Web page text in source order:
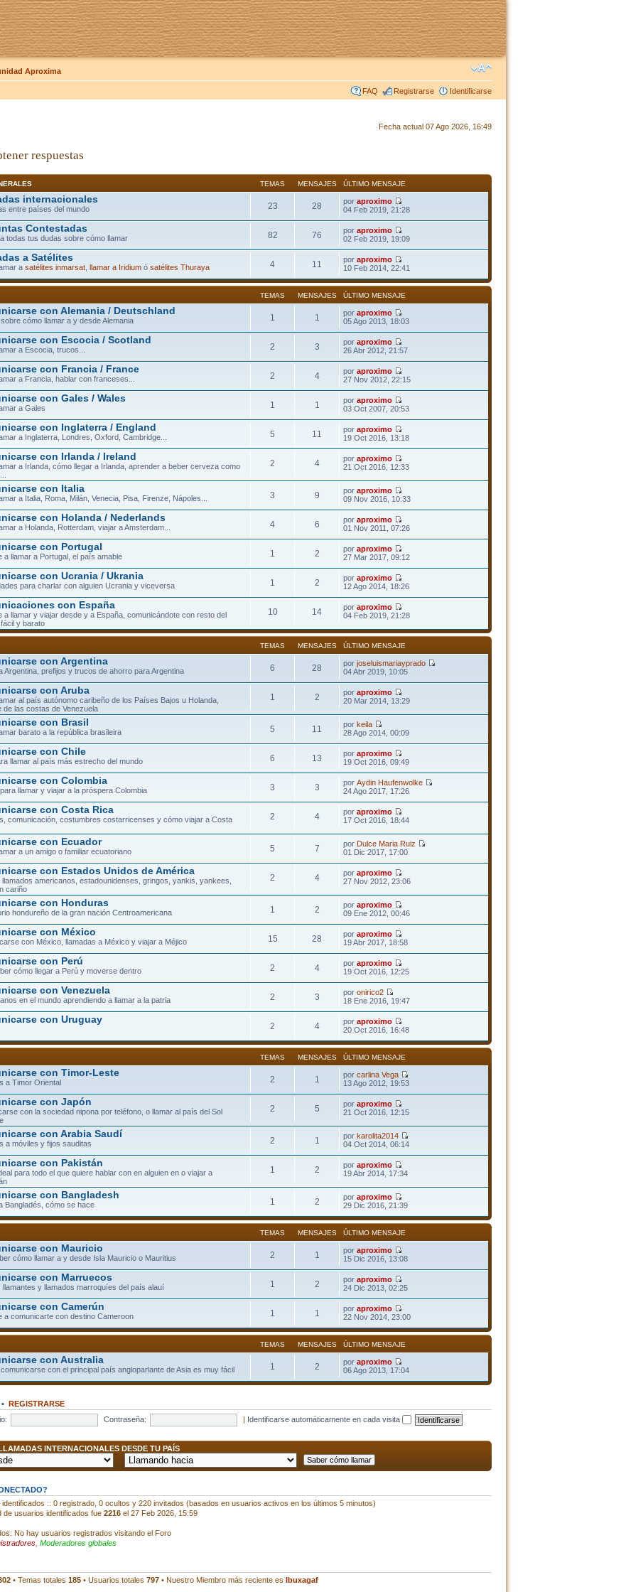
Aproxima
FAQ Registrarse Identificarse
Fecha actual 07 Ago 2026, 16:49
respuestas
TEMAS MENSAJES ÚLTIMO MENSAJE
internacionales
entre países del mundo 23 28 poraproximo
04 Feb 2019, 21:28
Contestadas
todas tus dudas sobre cómo llamar 82 76 poraproximo
02 Feb 2019, 19:09
a Satélites
a satélites inmarsat, llamar a Iridiumó satélites Thuraya 4 11 poraproximo
10 Feb 2014, 22:41
TEMAS MENSAJES ÚLTIMO MENSAJE
con Alemania / Deutschland
cómo llamar a y desde Alemania 1 1 poraproximo
05 Ago 2013, 18:03
con Escocia / Scotland
a Escocia, trucos... 2 3 poraproximo
26 Abr 2012, 21:57
con Francia / France
a Francia, hablar con franceses... 2 4 poraproximo
27 Nov 2012, 22:15
con Gales / Wales
a Gales 1 1 poraproximo
03 Oct 2007, 20:53
con Inglaterra / England
a Inglaterra, Londres, Oxford, Cambridge... 5 11 poraproximo
19 Oct 2016, 13:18
con Irlanda / Ireland
a Irlanda, cómo llegar a Irlanda, aprender a beber cerveza como
2 4 poraproximo
21 Oct 2016, 12:33
con Italia
a Italia, Roma, Milán, Venecia, Pisa, Firenze, Nápoles... 3 9 poraproximo
09 Nov 2016, 10:33
con Holanda / Nederlands
a Holanda, Rotterdam, viajar a Amsterdam... 4 6 poraproximo
01 Nov 2011, 07:26
con Portugal
a llamar a Portugal, el país amable 1 2 poraproximo
27 Mar 2017, 09:12
con Ucrania / Ukrania
para charlar con alguien Ucrania y viceversa 1 2 poraproximo
12 Ago 2014, 18:26
con España
a llamar y viajar desde y a España, comunicándote con resto del
y barato
10 14 poraproximo
04 Feb 2019, 21:28
TEMAS MENSAJES ÚLTIMO MENSAJE
con Argentina
Argentina, prefijos y trucos de ahorro para Argentina 6 28 porjoseluismariayprado
04 Abr 2019, 10:05
con Aruba
al país autónomo caribeño de los Países Bajos u Holanda,
de las costas de Venezuela
1 2 poraproximo
20 Mar 2014, 13:29
con Brasil
barato a la república brasileira 5 11 porkeila
28 Ago 2014, 00:09
con Chile
llamar al país más estrecho del mundo 6 13 poraproximo
19 Oct 2016, 09:49
con Colombia
llamar y viajar a la próspera Colombia 3 3 porAydin Haufenwolke
24 Ago 2017, 17:26
con Costa Rica
comunicación, costumbres costarricenses y cómo viajar a Costa
2 4 poraproximo
17 Oct 2016, 18:44
con Ecuador
a un amigo o familiar ecuatoriano 5 7 porDulce Maria Ruiz
01 Dic 2017, 17:00
con Estados Unidos de América
llamados americanos, estadounidenses, gringos, yankis, yankees,
cariño
2 4 poraproximo
27 Nov 2012, 23:06
con Honduras
hondureño de la gran nación Centroamericana 1 2 poraproximo
09 Ene 2012, 00:46
con México
con México, llamadas a México y viajar a Méjico 15 28 poraproximo
19 Abr 2017, 18:58
con Perú
cómo llegar a Perú y moverse dentro 2 4 poraproximo
19 Oct 2016, 12:25
con Venezuela
en el mundo aprendiendo a llamar a la patria 2 3 poronirico2
18 Ene 2016, 19:47
con Uruguay
2 4 poraproximo
20 Oct 2016, 16:48
TEMAS MENSAJES ÚLTIMO MENSAJE
con Timor-Leste
a Timor Oriental 2 1 porcarlina Vega
13 Ago 2012, 19:53
con Japón
con la sociedad nipona por teléfono, o llamar al país del Sol
2 5 poraproximo
21 Oct 2016, 12:15
con Arabia Saudí
a móviles y fijos sauditas 2 1 porkarolita2014
04 Oct 2014, 06:14
con Pakistán
para todo el que quiere hablar con en alguien en o viajar a
1 2 poraproximo
19 Abr 2014, 17:34
con Bangladesh
Bangladés, cómo se hace 1 2 poraproximo
29 Dic 2016, 21:39
TEMAS MENSAJES ÚLTIMO MENSAJE
con Mauricio
cómo llamar a y desde Isla Mauricio o Mauritius 2 1 poraproximo
15 Dic 2016, 13:08
con Marruecos
llamantes y llamados marroquíes del país alauí 1 2 poraproximo
24 Dic 2013, 02:25
con Camerún
a comunicarte con destino Cameroon 1 1 poraproximo
22 Nov 2014, 23:00
TEMAS MENSAJES ÚLTIMO MENSAJE
con Australia
con el principal país angloparlante de Asia es muy fácil 1 2 poraproximo
06 Ago 2013, 17:04
REGISTRARSE
Contraseña: | Identificarse automáticamente en cada visita
INTERNACIONALES DESDE TU PAÍS
:: 0 registrado, 0 ocultos y 220 invitados (basados en usuarios activos en los últimos 5 minutos)
de usuarios identificados fue 2216el 27 Feb 2026, 15:59
No hay usuarios registrados visitando el Foro
, Moderadores globales
• Temas totales 185• Usuarios totales 797• Nuestro Miembro más reciente es Ibuxagaf